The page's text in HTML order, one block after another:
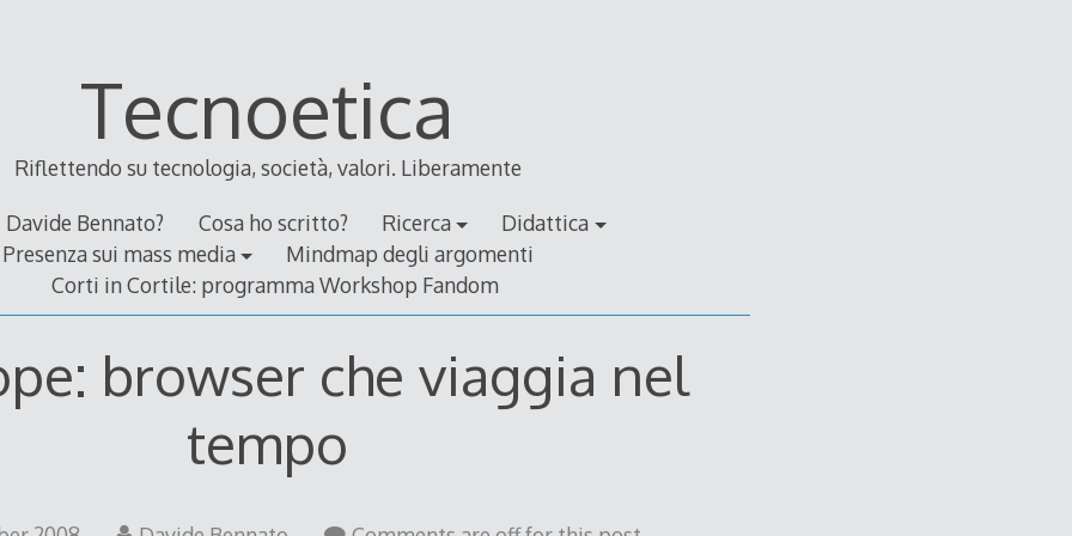
Tecnoetica
Riflettendo su tecnologia, società, valori. Liberamente
Davide Bennato? Cosa ho scritto? Ricerca
Didattica
Presenza sui mass media
Mindmap degli argomenti
Corti in Cortile: programma Workshop Fandom
browser che viaggia nel
tempo